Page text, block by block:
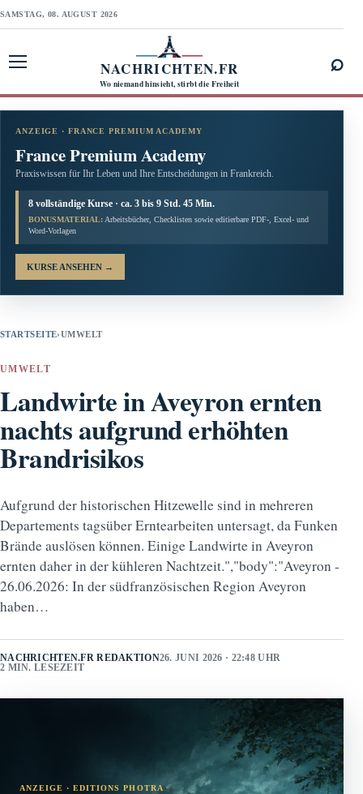
SAMSTAG, 08. AUGUST 2026
NACHRICHTEN.FR
Wo niemand hinsieht, stirbt die Freiheit
⌕
ANZEIGE · FRANCE PREMIUM ACADEMY
France Premium Academy
Praxiswissen für Ihr Leben und Ihre Entscheidungen in Frankreich.
8 vollständige Kurse · ca. 3 bis 9 Std. 45 Min.
BONUSMATERIAL: Arbeitsbücher, Checklisten sowie editierbare PDF-, Excel- und
Word-Vorlagen
KURSE ANSEHEN →
STARTSEITE›UMWELT
UMWELT
Landwirte in Aveyron ernten
nachts aufgrund erhöhten
Brandrisikos
Aufgrund der historischen Hitzewelle sind in mehreren
Departements tagsüber Erntearbeiten untersagt, da Funken
Brände auslösen können. Einige Landwirte in Aveyron
ernten daher in der kühleren Nachtzeit.","body":"Aveyron -
26.06.2026: In der südfranzösischen Region Aveyron
haben…
NACHRICHTEN.FR REDAKTION26. JUNI 2026 · 22:48 UHR
2 MIN. LESEZEIT
ANZEIGE · EDITIONS PHOTRA